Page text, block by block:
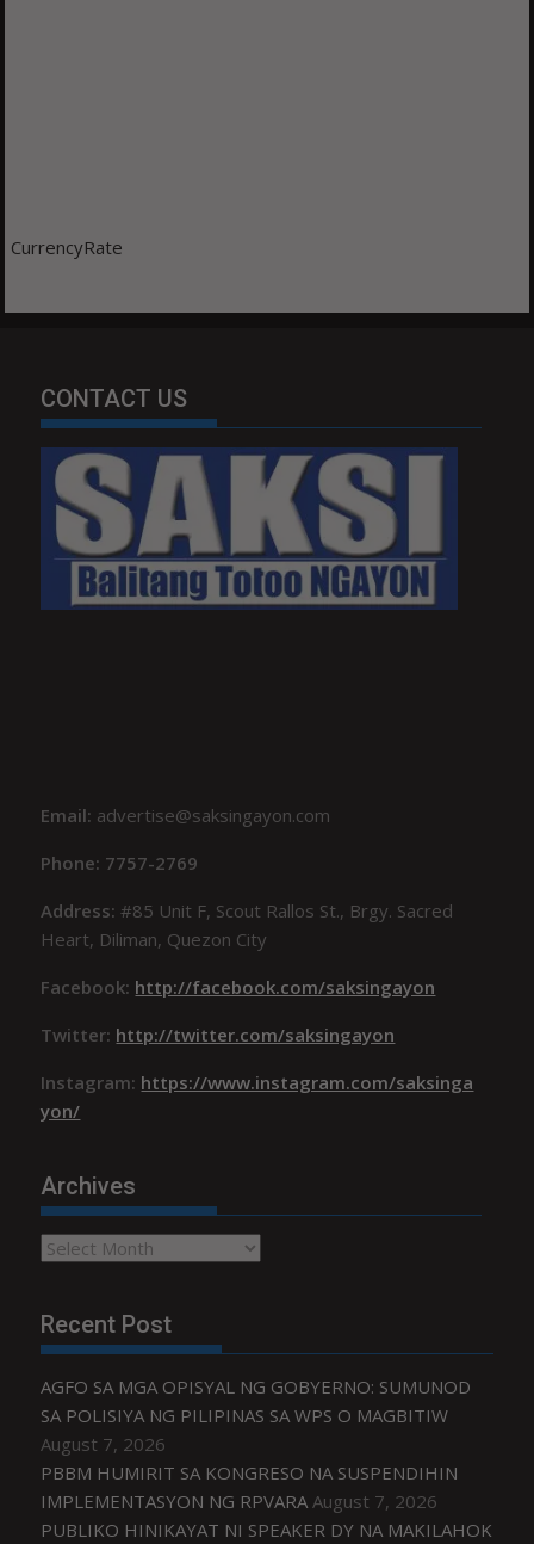
CurrencyRate
CONTACT US
Email: advertise@saksingayon.com
Phone: 7757-2769
Address:#85 Unit F, Scout Rallos St., Brgy. Sacred
Heart, Diliman, Quezon City
Facebook: http://facebook.com/saksingayon
Twitter: http://twitter.com/saksingayon
Instagram: https://www.instagram.com/saksinga
yon/
Archives
Archives
Recent Post
AGFO SA MGA OPISYAL NG GOBYERNO: SUMUNOD
SA POLISIYA NG PILIPINAS SA WPS O MAGBITIW
August 7, 2026
PBBM HUMIRIT SA KONGRESO NA SUSPENDIHIN
IMPLEMENTASYON NG RPVARA August 7, 2026
PUBLIKO HINIKAYAT NI SPEAKER DY NA MAKILAHOK